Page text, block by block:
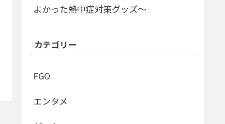
よかった熱中症対策グッズ～
カテゴリー
FGO
エンタメ